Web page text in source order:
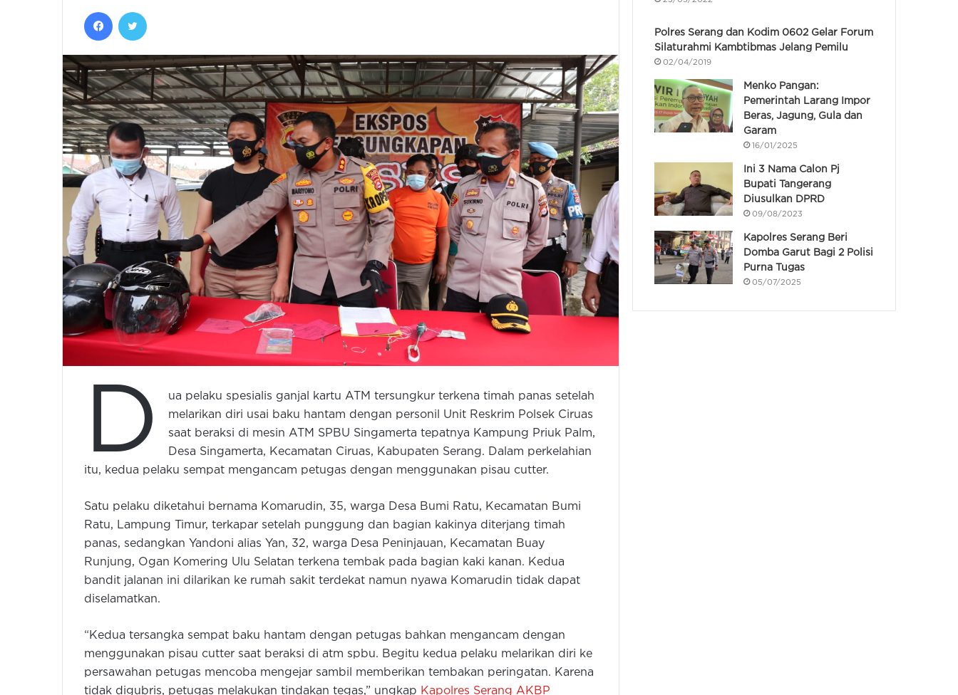
Facebook
D
ua pelaku spesialis ganjal kartu ATM tersungkur terkena timah panas setelah
melarikan diri usai baku hantam dengan personil Unit Reskrim Polsek Ciruas
saat beraksi di mesin ATM SPBU Singamerta tepatnya Kampung Priuk Palm,
Desa Singamerta, Kecamatan Ciruas, Kabupaten Serang. Dalam perkelahian
itu, kedua pelaku sempat mengancam petugas dengan menggunakan pisau cutter.
Satu pelaku diketahui bernama Komarudin, 35, warga Desa Bumi Ratu, Kecamatan Bumi
Ratu, Lampung Timur, terkapar setelah punggung dan bagian kakinya diterjang timah
panas, sedangkan Yandoni alias Yan, 32, warga Desa Peninjauan, Kecamatan Buay
Runjung, Ogan Komering Ulu Selatan terkena tembak pada bagian kaki kanan. Kedua
bandit jalanan ini dilarikan ke rumah sakit terdekat namun nyawa Komarudin tidak dapat
diselamatkan.
“Kedua tersangka sempat baku hantam dengan petugas bahkan mengancam dengan
menggunakan pisau cutter saat beraksi di atm spbu. Begitu kedua pelaku melarikan diri ke
persawahan petugas mencoba mengejar sambil memberikan tembakan peringatan. Karena
tidak digubris, petugas melakukan tindakan tegas,” ungkap Kapolres Serang AKBP
Polres Serang dan Kodim 0602 Gelar Forum
Silaturahmi Kambtibmas Jelang Pemilu
02/04/2019
Menko Pangan:
Pemerintah Larang Impor
Beras, Jagung, Gula dan
Garam
16/01/2025
Ini 3 Nama Calon Pj
Bupati Tangerang
Diusulkan DPRD
09/08/2023
Kapolres Serang Beri
Domba Garut Bagi 2 Polisi
Purna Tugas
05/07/2025